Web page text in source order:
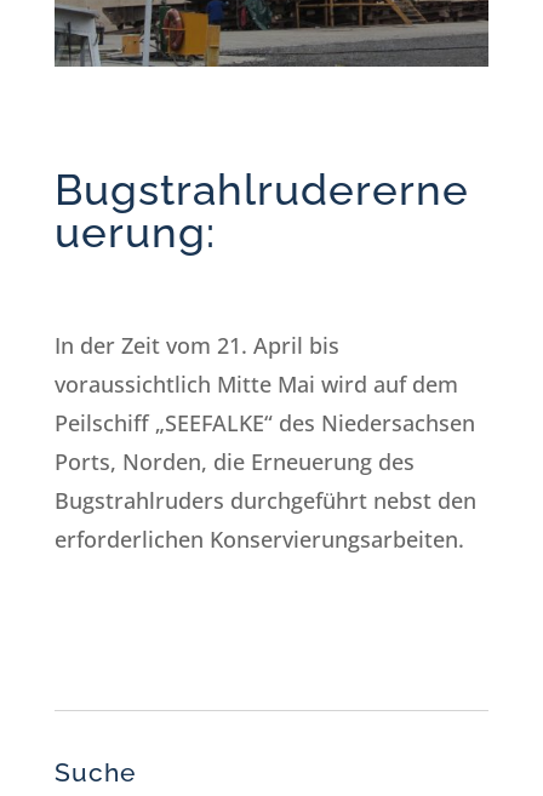
Bugstrahlrudererne
uerung:
In der Zeit vom 21. April bis
voraussichtlich Mitte Mai wird auf dem
Peilschiff „SEEFALKE“ des Niedersachsen
Ports, Norden, die Erneuerung des
Bugstrahlruders durchgeführt nebst den
erforderlichen Konservierungsarbeiten.
Suche